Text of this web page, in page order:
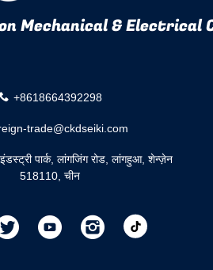
Mechanical & Electrical
+8618664392298
trade@ckdseiki.com
पार्क, लांगजिंग रोड, लांगहुआ, शेन्ज़ेन
518110, चीन